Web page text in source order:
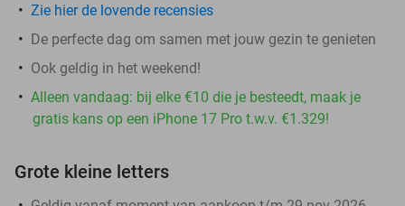
Zie hier de lovende recensies
De perfecte dag om samen met jouw gezin te genieten
Ook geldig in het weekend!
Alleen vandaag: bij elke €10 die je besteedt, maak je
gratis kans op een iPhone 17 Pro t.w.v. €1.329!
Grote kleine letters